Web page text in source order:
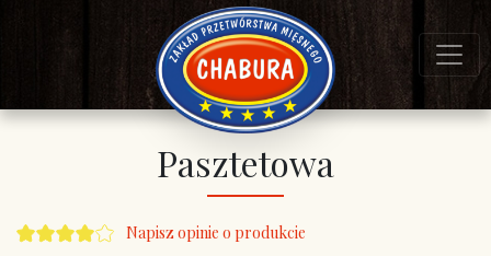
Pasztetowa
Napisz opinie o produkcie